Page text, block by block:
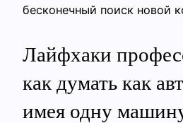
бесконечный поиск новой
Лайфхаки
как думать как
имея одну